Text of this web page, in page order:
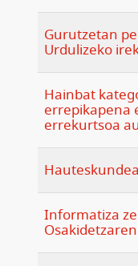
Gurutzetan
Urdulizeko
Hainbat
errepikapena
errekurtsoa
Informatiza